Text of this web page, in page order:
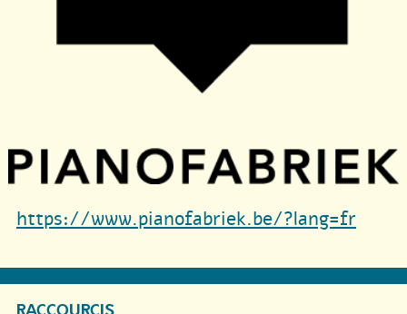
https://www.pianofabriek.be/?lang=fr